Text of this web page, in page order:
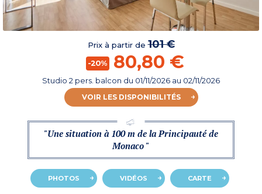
Prix à partir de101 €
-20% 80,80 €
Studio 2 pers. balcon du 01/11/2026 au 02/11/2026
VOIR LES DISPONIBILITÉS
"Une situation à 100 m de la Principauté de
Monaco "
PHOTOS VIDÉOS CARTE